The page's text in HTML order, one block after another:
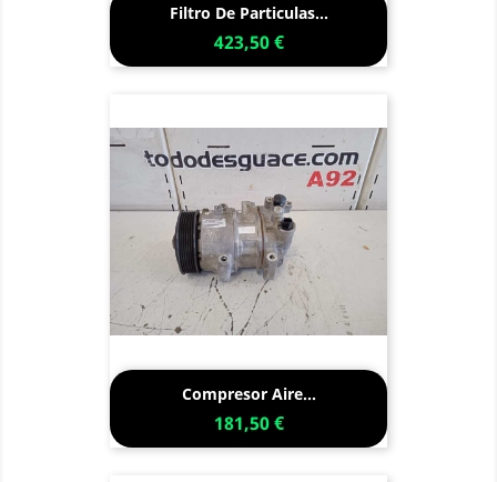
Filtro De Particulas...
423,50 €
Compresor Aire...
181,50 €